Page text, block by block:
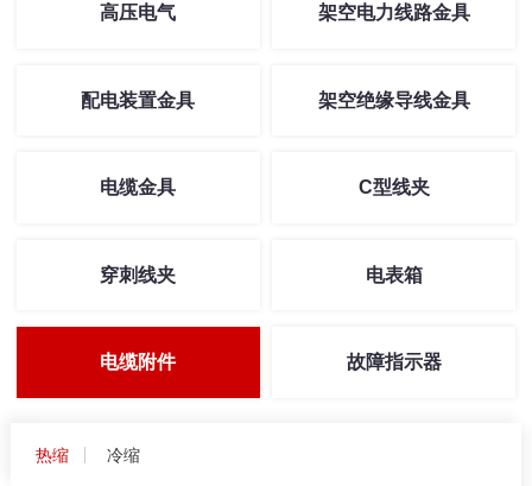
高压电气 架空电力线路金具
配电装置金具 架空绝缘导线金具
电缆金具 C型线夹
穿刺线夹 电表箱
电缆附件 故障指示器
热缩 冷缩